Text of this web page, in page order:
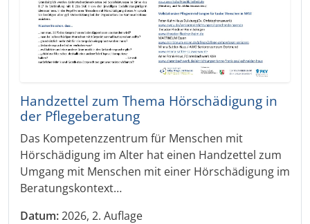
Handzettel zum Thema Hörschädigung in
der Pflegeberatung
Das Kompetenzzentrum für Menschen mit
Hörschädigung im Alter hat einen Handzettel zum
Umgang mit Menschen mit einer Hörschädigung im
Beratungskontext…
Datum:2026, 2. Auflage